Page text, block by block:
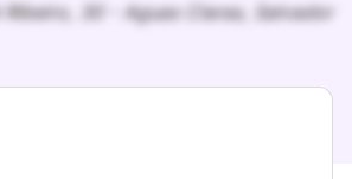
Ribeiro, 30 - Aguas Claras, Salvador